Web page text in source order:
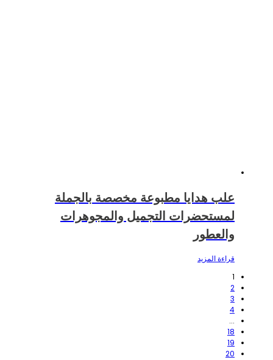
علب هدايا مطبوعة مخصصة بالجملة
لمستحضرات التجميل والمجوهرات
والعطور
قراءة المزيد